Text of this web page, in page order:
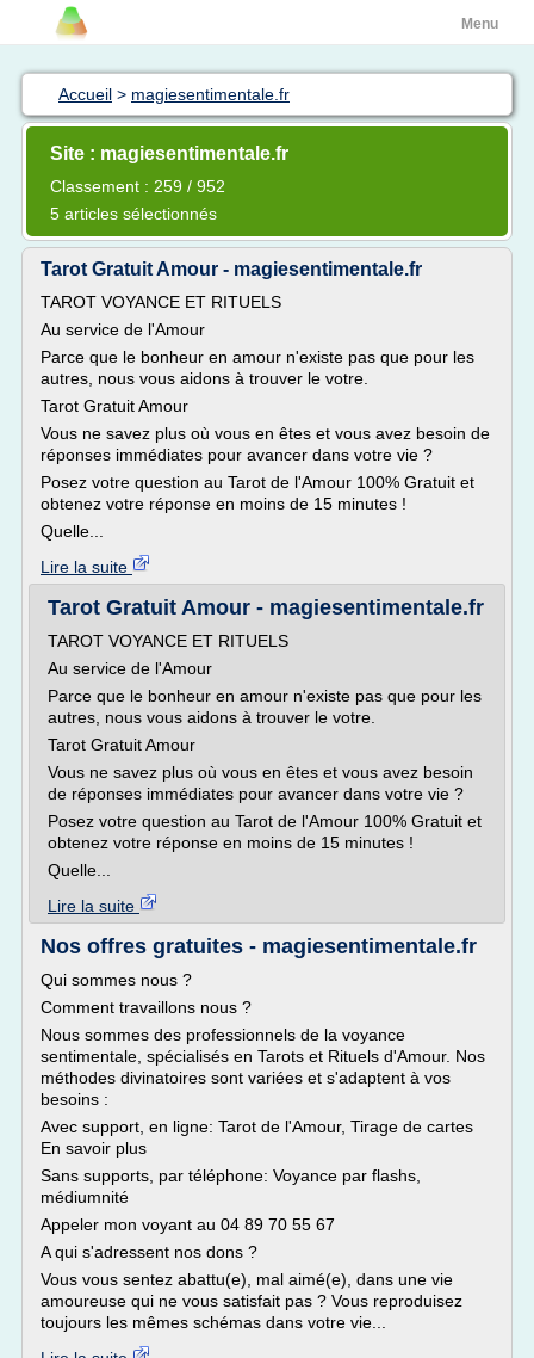
Menu
Accueil > magiesentimentale.fr
Site : magiesentimentale.fr
Classement : 259 / 952
5 articles sélectionnés
Tarot Gratuit Amour - magiesentimentale.fr
TAROT VOYANCE ET RITUELS
Au service de l'Amour
Parce que le bonheur en amour n'existe pas que pour les
autres, nous vous aidons à trouver le votre.
Tarot Gratuit Amour
Vous ne savez plus où vous en êtes et vous avez besoin de
réponses immédiates pour avancer dans votre vie ?
Posez votre question au Tarot de l'Amour 100% Gratuit et
obtenez votre réponse en moins de 15 minutes !
Quelle...
Lire la suite
Tarot Gratuit Amour - magiesentimentale.fr
TAROT VOYANCE ET RITUELS
Au service de l'Amour
Parce que le bonheur en amour n'existe pas que pour les
autres, nous vous aidons à trouver le votre.
Tarot Gratuit Amour
Vous ne savez plus où vous en êtes et vous avez besoin
de réponses immédiates pour avancer dans votre vie ?
Posez votre question au Tarot de l'Amour 100% Gratuit et
obtenez votre réponse en moins de 15 minutes !
Quelle...
Lire la suite
Nos offres gratuites - magiesentimentale.fr
Qui sommes nous ?
Comment travaillons nous ?
Nous sommes des professionnels de la voyance
sentimentale, spécialisés en Tarots et Rituels d'Amour. Nos
méthodes divinatoires sont variées et s'adaptent à vos
besoins :
Avec support, en ligne: Tarot de l'Amour, Tirage de cartes
En savoir plus
Sans supports, par téléphone: Voyance par flashs,
médiumnité
Appeler mon voyant au 04 89 70 55 67
A qui s'adressent nos dons ?
Vous vous sentez abattu(e), mal aimé(e), dans une vie
amoureuse qui ne vous satisfait pas ? Vous reproduisez
toujours les mêmes schémas dans votre vie...